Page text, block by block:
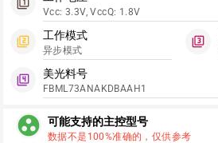
filter_1
Vcc: 3.3V, VccQ: 1.8V
filter_2
工作模式
异步模式
filter_3
filter_4
美光料号
FBML73ANAKDBAAH1
group_work 可能支持的主控型号
数据不是100%准确的，仅供参考